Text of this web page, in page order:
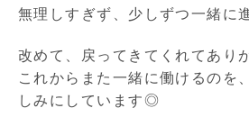
無理しすぎず、少しずつ一緒に
改めて、戻ってきてくれてあり
これからまた一緒に働けるのを
しみにしています◎